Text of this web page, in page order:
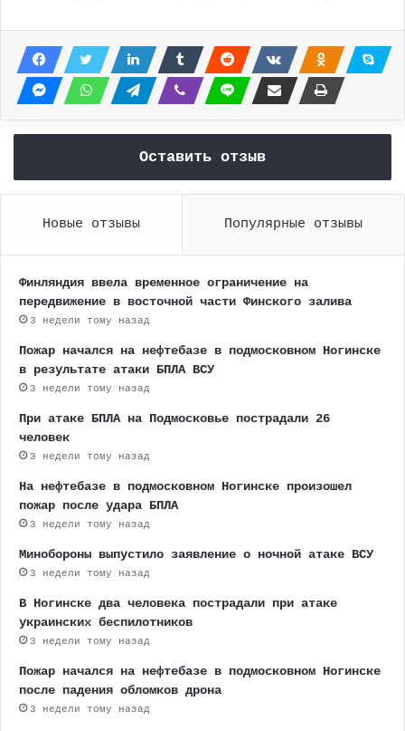
Оставить отзыв
Новые отзывы Популярные отзывы
Финляндия ввела временное ограничение на
передвижение в восточной части Финского залива
3 недели тому назад
Пожар начался на нефтебазе в подмосковном Ногинске
в результате атаки БПЛА ВСУ
3 недели тому назад
При атаке БПЛА на Подмосковье пострадали 26
человек
3 недели тому назад
На нефтебазе в подмосковном Ногинске произошел
пожар после удара БПЛА
3 недели тому назад
Минобороны выпустило заявление о ночной атаке ВСУ
3 недели тому назад
В Ногинске два человека пострадали при атаке
украинских беспилотников
3 недели тому назад
Пожар начался на нефтебазе в подмосковном Ногинске
после падения обломков дрона
3 недели тому назад